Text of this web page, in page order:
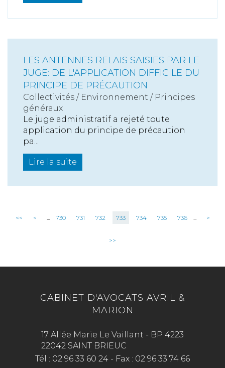
LES ANTENNES RELAIS SAISIES PAR LE
JUGE: DE L'APPLICATION DIFFICILE DU
PRINCIPE DE PRÉCAUTION
Collectivités / Environnement / Principes
généraux
Le juge administratif a rejeté toute
application du principe de précaution
pa...
Lire la suite
<< < ... 730 731 732 733 734 735 736 ... >
>>
CABINET D'AVOCATS AVRIL &
MARION
17 Allée Marie Le Vaillant - BP 4223
22042 SAINT BRIEUC
Tél : 02 96 33 60 24 - Fax : 02 96 33 74 66